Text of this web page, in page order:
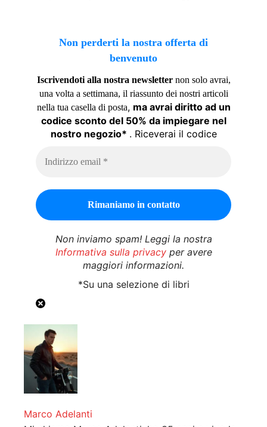
Non perderti la nostra offerta di
benvenuto
Iscrivendoti alla nostra newsletternon solo avrai,
una volta a settimana, il riassunto dei nostri articoli
nella tua casella di posta, ma avrai diritto ad un
codice sconto del 50% da impiegare nel
nostro negozio* . Riceverai il codice
Non inviamo spam! Leggi la nostra
Informativa sulla privacyper avere
maggiori informazioni.
*Su una selezione di libri
Marco Adelanti